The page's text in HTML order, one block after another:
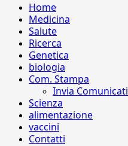
Home
Medicina
Salute
Ricerca
Genetica
biologia
Com. Stampa
Invia Comunicati
Scienza
alimentazione
vaccini
Contatti